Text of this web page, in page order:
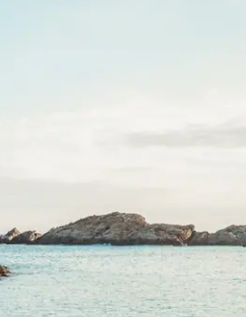
ose eksploro duke prekur ose duke